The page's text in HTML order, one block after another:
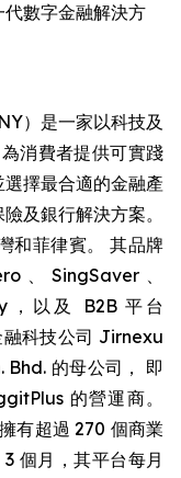
數字金融解決方
）是一家以科技及
消費者提供可實踐
擇最合適的金融產
及銀行解決方案。
和菲律賓。 其品牌
、SingSaver、
，以及 B2B 平台
科技公司 Jirnexu
的母公司， 即
的營運商。
有超過 270 個商業
個月，其平台每月